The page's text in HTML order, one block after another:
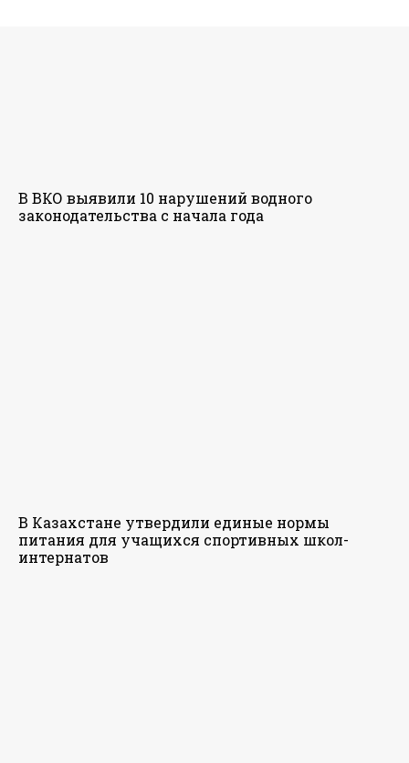
В ВКО выявили 10 нарушений водного
законодательства с начала года
В Казахстане утвердили единые нормы
питания для учащихся спортивных школ-
интернатов